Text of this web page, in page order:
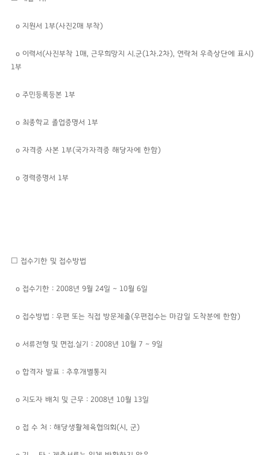
o 지원서 1부(사진2매 부착)
o 이력서(사진부착 1매, 근무희망지 시.군(1차.2차), 연락처 우측상단에 표시)
1부
o 주민등록등본 1부
o 최종학교 졸업증명서 1부
o 자격증 사본 1부(국가자격증 해당자에 한함)
o 경력증명서 1부
☐ 접수기한 및 접수방법
o 접수기한 : 2008년 9월 24일 ~ 10월 6일
o 접수방법 : 우편 또는 직접 방문제출(우편접수는 마감일 도착분에 한함)
o 서류전형 및 면접.실기 : 2008년 10월 7 ~ 9일
o 합격자 발표 : 추후개별통지
o 지도자 배치 및 근무 : 2008년 10월 13일
o 접 수 처 : 해당생활체육협의회(시, 군)